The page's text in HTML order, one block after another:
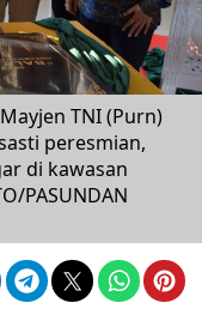
TNI (Purn)
peresmian,
di kawasan
PASUNDAN